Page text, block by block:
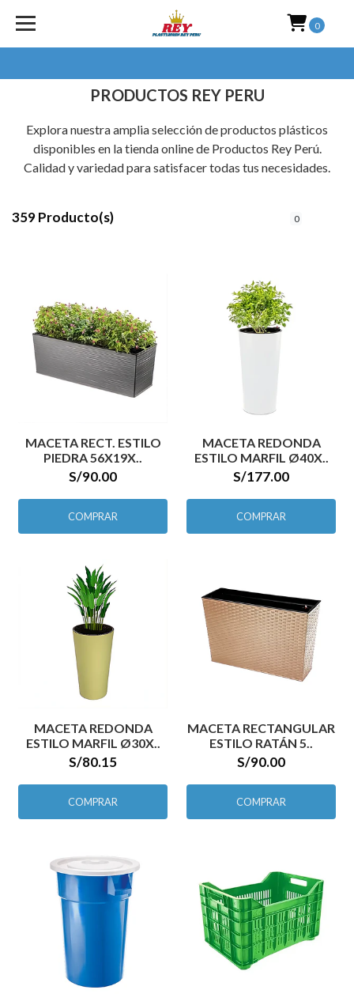
0
PRODUCTOS REY PERU
Explora nuestra amplia selección de productos plásticos
disponibles en la tienda online de Productos Rey Perú.
Calidad y variedad para satisfacer todas tus necesidades.
359 Producto(s) 0
MACETA RECT. ESTILO
PIEDRA 56X19X..
S/90.00
COMPRAR
MACETA REDONDA
ESTILO MARFIL Ø40X..
S/177.00
COMPRAR
MACETA REDONDA
ESTILO MARFIL Ø30X..
S/80.15
COMPRAR
MACETA RECTANGULAR
ESTILO RATÁN 5..
S/90.00
COMPRAR